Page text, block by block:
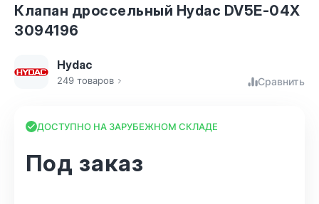
Клапан дроссельный Hydac DV5E-04X
3094196
Hydac
249 товаров Сравнить
ДОСТУПНО НА ЗАРУБЕЖНОМ СКЛАДЕ
Под заказ